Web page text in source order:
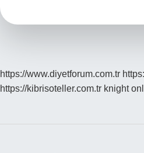
https://www.diyetforum.com.tr
https://kibrisoteller.com.tr knight